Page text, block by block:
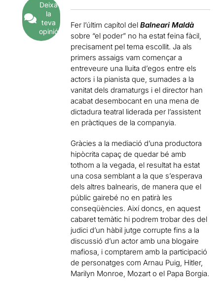
Deixa
la
teva
opinió
Fer l’últim capítol delBalneari Maldà
sobre “el poder” no ha estat feina fàcil,
precisament pel tema escollit. Ja als
primers assaigs vam començar a
entreveure una lluita d’egos entre els
actors i la pianista que, sumades a la
vanitat dels dramaturgs i el director han
acabat desembocant en una mena de
dictadura teatral liderada per l’assistent
en pràctiques de la companyia.
Gràcies a la mediació d’una productora
hipòcrita capaç de quedar bé amb
tothom a la vegada, el resultat ha estat
una cosa semblant a la que s’esperava
dels altres balnearis, de manera que el
públic gairebé no en patirà les
conseqüències. Així doncs, en aquest
cabaret temàtic hi podrem trobar des del
judici d’un hàbil jutge corrupte fins a la
discussió d’un actor amb una blogaire
mafiosa, i comptarem amb la participació
de personatges com Arnau Puig, Hitler,
Marilyn Monroe, Mozart o el Papa Borgia.